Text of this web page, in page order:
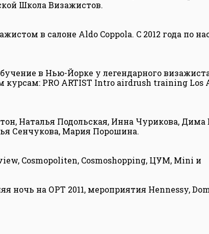
Школа Визажистов.
в салоне Aldo Coppola. C 2012 года по
в Нью-Йорке у легендарного
PRO ARTIST Intro airdrush training Los
Наталья Подольская, Инна Чурикова,
Сенчукова, Мария Порошина.
Cosmopoliten, Cosmoshopping, ЦУМ, Mini
ночь на ОРТ 2011, мероприятия Hennessy,